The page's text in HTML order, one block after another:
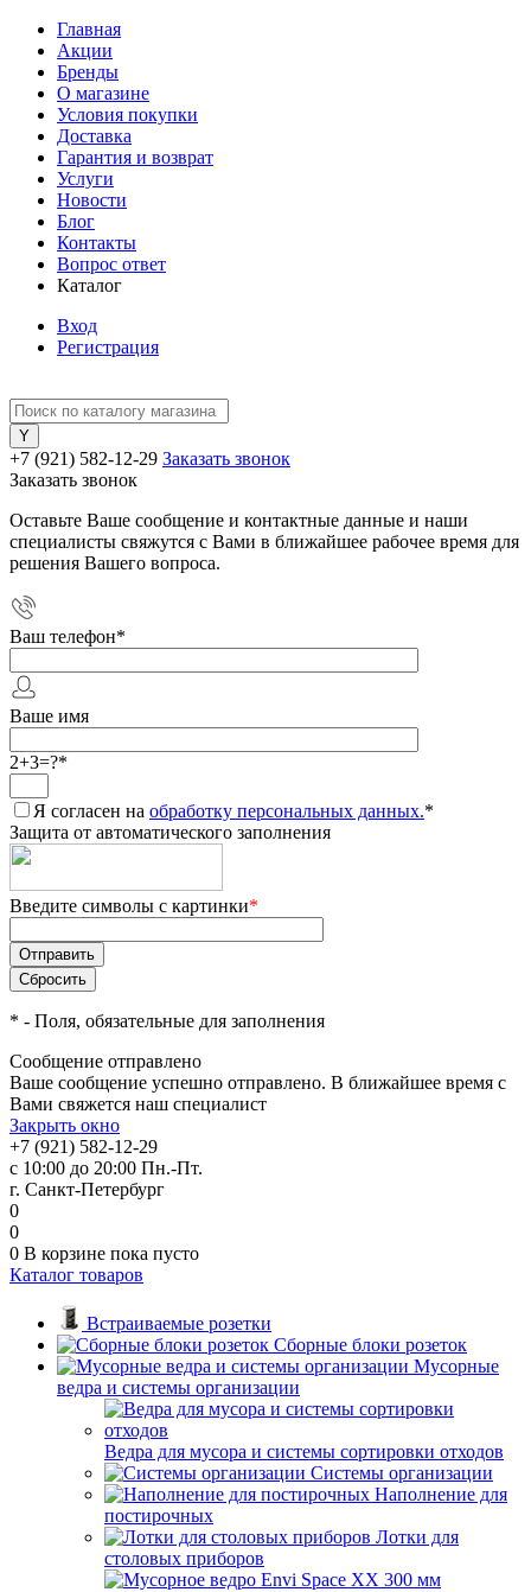
Главная
Акции
Бренды
О магазине
Условия покупки
Доставка
Гарантия и возврат
Услуги
Новости
Блог
Контакты
Вопрос ответ
Каталог
Вход
Регистрация
+7 (921) 582-12-29 Заказать звонок
Заказать звонок
Оставьте Ваше сообщение и контактные данные и наши
специалисты свяжутся с Вами в ближайшее рабочее время для
решения Вашего вопроса.
Ваш телефон*
Ваше имя
2+3=?*
Я согласен на обработку персональных данных.*
Защита от автоматического заполнения
Введите символы с картинки*
* - Поля, обязательные для заполнения
Сообщение отправлено
Ваше сообщение успешно отправлено. В ближайшее время с
Вами свяжется наш специалист
Закрыть окно
+7 (921) 582-12-29
с 10:00 до 20:00 Пн.-Пт.
г. Санкт-Петербург
0
0
0 В корзине пока пусто
Каталог товаров
Встраиваемые розетки
Сборные блоки розеток
Мусорные
ведра и системы организации
Ведра для мусора и системы сортировки отходов
Системы организации
Наполнение для
постирочных
Лотки для
столовых приборов